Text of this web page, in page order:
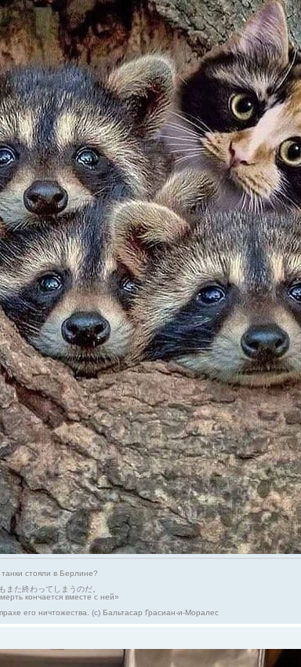
стояли в Берлине?
また終わってしまうのだ。
кончается вместе с ней»
его ничтожества. (с) Бальтасар Грасиан-и-Моралес